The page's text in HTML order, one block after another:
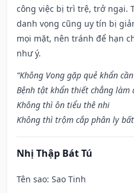
công việc bị trì trệ, trở ngại.
danh vọng cũng uy tín bị
mọi mặt, nên tránh để hạn
như ý.
“Không Vong gặp quẻ khẩn cần
Bệnh tật khẩn thiết chẳng làm
Không thì ôn tiểu thê nhi
Không thì trộm cắp phân ly
Nhị Thập Bát Tú
Tên sao: Sao Tinh